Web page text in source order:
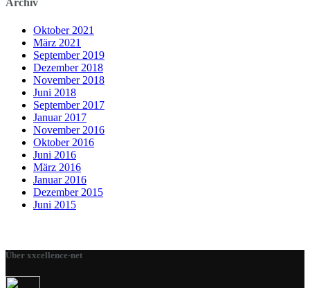
Archiv
Oktober 2021
März 2021
September 2019
Dezember 2018
November 2018
Juni 2018
September 2017
Januar 2017
November 2016
Oktober 2016
Juni 2016
März 2016
Januar 2016
Dezember 2015
Juni 2015
Über xxcellence-net